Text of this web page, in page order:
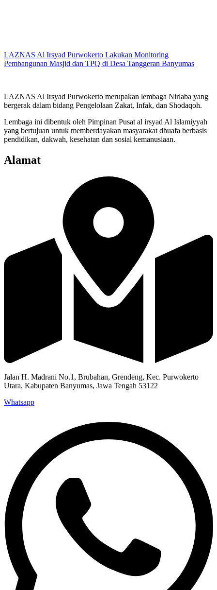
LAZNAS Al Irsyad Purwokerto Lakukan Monitoring
Pembangunan Masjid dan TPQ di Desa Tanggeran Banyumas
LAZNAS Al Irsyad Purwokerto merupakan lembaga Nirlaba yang
bergerak dalam bidang Pengelolaan Zakat, Infak, dan Shodaqoh.
Lembaga ini dibentuk oleh Pimpinan Pusat al irsyad Al Islamiyyah
yang bertujuan untuk memberdayakan masyarakat dhuafa berbasis
pendidikan, dakwah, kesehatan dan sosial kemanusiaan.
Alamat
Jalan H. Madrani No.1, Brubahan, Grendeng, Kec. Purwokerto
Utara, Kabupaten Banyumas, Jawa Tengah 53122​
Whatsapp